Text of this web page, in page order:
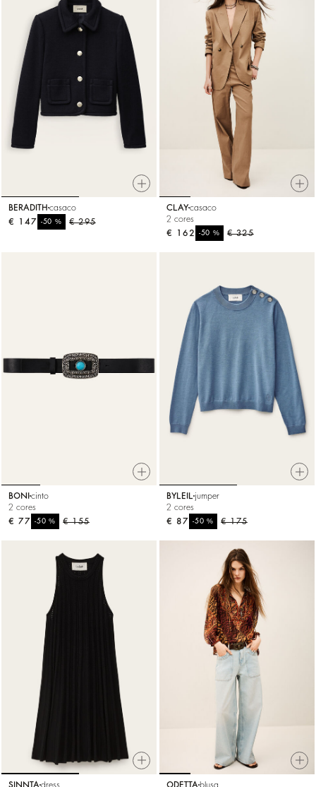
BERADITH casaco
€ 295
-50%
€ 147
CLAYcasaco
2 cores
€ 325
-50%
€ 162
BONI cinto
2 cores
€ 155
-50%
€ 77
BYLEIL jumper
2 cores
€ 175
-50%
€ 87
SINNTA dress ODETTA blusa